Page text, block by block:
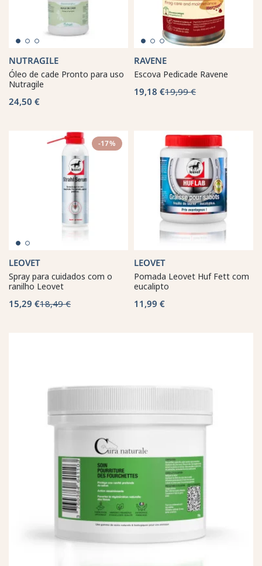
NUTRAGILE
Óleo de cade Pronto para uso
Nutragile
24,50 €
RAVENE
Escova Pedicade Ravene
19,18 €19,99 €
-17%
LEOVET
Spray para cuidados com o
ranilho Leovet
15,29 €18,49 €
LEOVET
Pomada Leovet Huf Fett com
eucalipto
11,99 €